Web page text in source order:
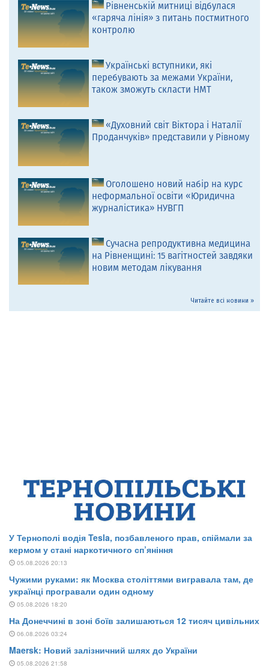
Рівненській митниці відбулася
«гаряча лінія» з питань постмитного
контролю
Українські вступники, які
перебувають за межами України,
також зможуть скласти НМТ
«Духовний світ Віктора і Наталії
Проданчуків» представили у Рівному
Оголошено новий набір на курс
неформальної освіти «Юридична
журналістика» НУВГП
Сучасна репродуктивна медицина
на Рівненщині: 15 вагітностей завдяки
новим методам лікування
Читайте всі новини »